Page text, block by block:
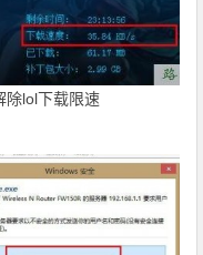
除lol下载限速